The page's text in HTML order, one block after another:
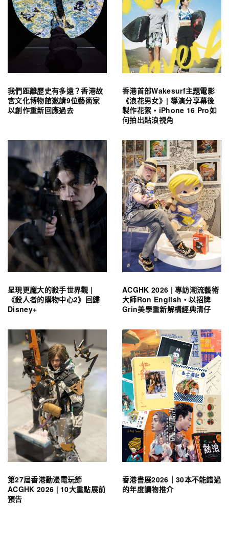
我們距離歷史有多遠？香港故
宮文化博物館邀請9位藝術家
以創作重新回應過去
香港首部Wakesurf主題電影
《浪花男女》| 導演分享幕後
製作花絮・iPhone 16 Pro如
何拍出貼浪視角
呈現更龐大的殺手世界觀 |
《殺人者的購物中心2》回歸
Disney+
ACGHK 2026 | 專訪潮流藝術
大師Ron English・以招牌
Grin美學重新解構經典清仔
第27屆香港動漫電玩節
ACGHK 2026 | 10大重點展前
預告
香港書展2026｜30本不能錯過
的年度讀物推介